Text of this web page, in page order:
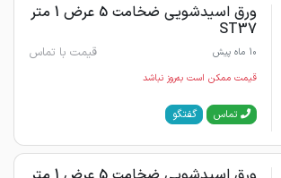
ورق اسیدشویی ضخامت 5 عرض 1 متر
ST37
10 ماه پیش قیمت با تماس
قیمت ممکن است به‌روز نباشد
تماس گفتگو